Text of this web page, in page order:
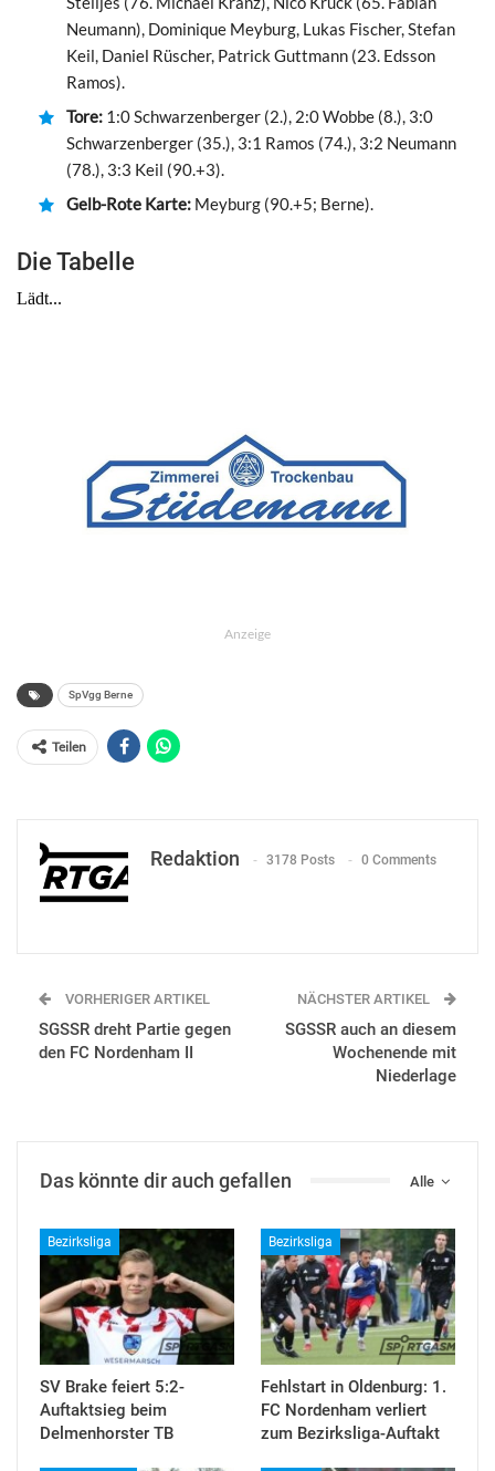
Neumann), Dominique Meyburg, Lukas Fischer, Stefan
Keil, Daniel Rüscher, Patrick Guttmann (23. Edsson
Ramos).
Tore: 1:0 Schwarzenberger (2.), 2:0 Wobbe (8.), 3:0
Schwarzenberger (35.), 3:1 Ramos (74.), 3:2 Neumann
(78.), 3:3 Keil (90.+3).
Gelb-Rote Karte: Meyburg (90.+5; Berne).
Die Tabelle
Anzeige
SpVgg Berne
Teilen
Redaktion 3178 Posts 0 Comments
VORHERIGER ARTIKEL
SGSSR dreht Partie gegen
den FC Nordenham II
NÄCHSTER ARTIKEL
SGSSR auch an diesem
Wochenende mit
Niederlage
Alle
Das könnte dir auch gefallen
Bezirksliga
SV Brake feiert 5:2-
Auftaktsieg beim
Delmenhorster TB
Bezirksliga
Fehlstart in Oldenburg: 1.
FC Nordenham verliert
zum Bezirksliga-Auftakt